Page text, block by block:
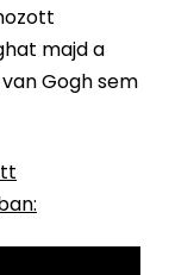
majd a
Gogh sem